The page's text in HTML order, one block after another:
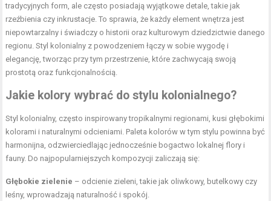
tradycyjnych form, ale często posiadają wyjątkowe detale, takie jak
rzeźbienia czy inkrustacje. To sprawia, że każdy element wnętrza jest
niepowtarzalny i świadczy o historii oraz kulturowym dziedzictwie danego
regionu. Styl kolonialny z powodzeniem łączy w sobie wygodę i
elegancję, tworząc przy tym przestrzenie, które zachwycają swoją
prostotą oraz funkcjonalnością.
Jakie kolory wybrać do stylu kolonialnego?
Styl kolonialny, często inspirowany tropikalnymi regionami, kusi głębokimi
kolorami i naturalnymi odcieniami. Paleta kolorów w tym stylu powinna być
harmonijna, odzwierciedlając jednocześnie bogactwo lokalnej flory i
fauny. Do najpopularniejszych kompozycji zaliczają się:
Głębokie zielenie – odcienie zieleni, takie jak oliwkowy, butelkowy czy
leśny, wprowadzają naturalność i spokój.